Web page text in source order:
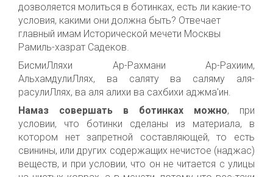
дозволяется молиться в ботинках, есть ли какие-то
условия, какими они должна быть? Отвечает
главный имам Исторической мечети Москвы
Рамиль-хазрат Садеков.
БисмиЛляхи Ар-Рахмани Ар-Рахиим,
АльхамдулиЛлях, ва саляту ва саляму аля-
расулиЛлях, ва аля алихи ва сахбихи аджма'ин.
Намаз совершать в ботинках можно, при
условии, что ботинки сделаны из материала, в
котором нет запретной составляющей, то есть
свинины, или других содержащих нечистое (наджас)
веществ, и при условии, что он не читается с улицы